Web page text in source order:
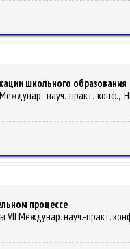
школьного образования
науч.-практ. конф.,
процессе
Междунар. науч.-практ.